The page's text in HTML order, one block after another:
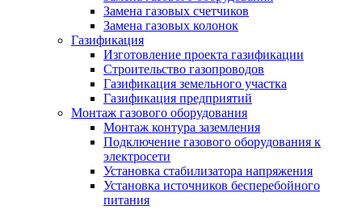
Замена газовых счетчиков
Замена газовых колонок
Газификация
Изготовление проекта газификации
Строительство газопроводов
Газификация земельного участка
Газификация предприятий
Монтаж газового оборудования
Монтаж контура заземления
Подключение газового оборудования к
электросети
Установка стабилизатора напряжения
Установка источников бесперебойного
питания